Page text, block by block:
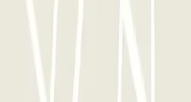
Euromed: Avis